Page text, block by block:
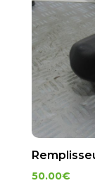
50.00€